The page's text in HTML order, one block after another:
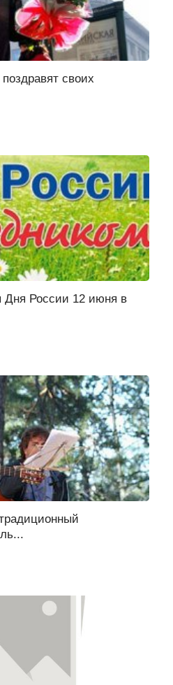
своих
России 12 июня в